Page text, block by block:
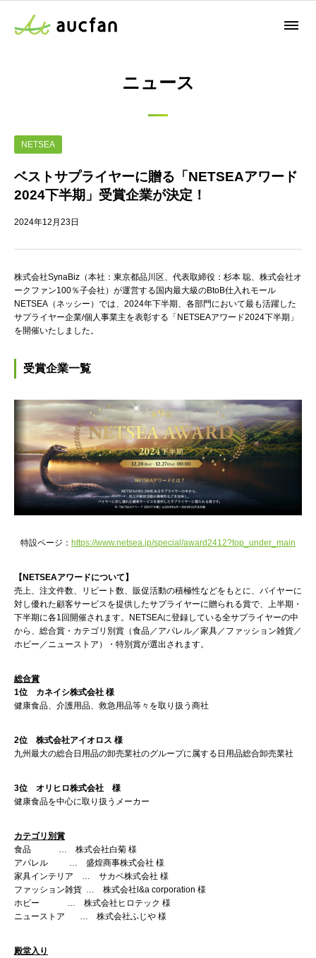
ニュース
NETSEA
ベストサプライヤーに贈る「NETSEAアワード
2024下半期」受賞企業が決定！
2024年12月23日
株式会社SynaBiz（本社：東京都品川区、代表取締役：杉本 聡、株式会社オ
ークファン100％子会社）が運営する国内最大級のBtoB仕入れモール
NETSEA（ネッシー）では、2024年下半期、各部門において最も活躍した
サプライヤー企業/個人事業主を表彰する「NETSEAアワード2024下半期」
を開催いたしました。
受賞企業一覧
特設ページ： https://www.netsea.jp/special/award2412?top_under_main
【NETSEAアワードについて】
売上、注文件数、リピート数、販促活動の積極性などをもとに、バイヤーに
対し優れた顧客サービスを提供したサプライヤーに贈られる賞で、上半期・
下半期に各1回開催されます。NETSEAに登録している全サプライヤーの中
から、総合賞・カテゴリ別賞（食品／アパレル／家具／ファッション雑貨／
ホビー／ニューストア）・特別賞が選出されます。
総合賞
1位 カネイシ株式会社 様
健康食品、介護用品、救急用品等々を取り扱う商社
2位 株式会社アイオロス 様
九州最大の総合日用品の卸売業社のグループに属する日用品総合卸売業社
3位 オリヒロ株式会社 様
健康食品を中心に取り扱うメーカー
カテゴリ別賞
食品 … 株式会社白菊 様
アパレル … 盛煌商事株式会社 様
家具インテリア … サカベ株式会社 様
ファッション雑貨 … 株式会社l&a corporation 様
ホビー … 株式会社ヒロテック 様
ニューストア … 株式会社ふじや 様
殿堂入り